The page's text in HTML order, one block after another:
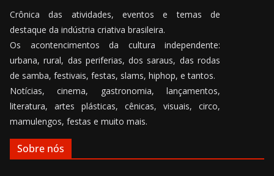
Crônica das atividades, eventos e temas de
destaque da indústria criativa brasileira.
Os acontencimentos da cultura independente:
urbana, rural, das periferias, dos saraus, das rodas
de samba, festivais, festas, slams, hiphop, e tantos.
Notícias, cinema, gastronomia, lançamentos,
literatura, artes plásticas, cênicas, visuais, circo,
mamulengos, festas e muito mais.
Sobre nós